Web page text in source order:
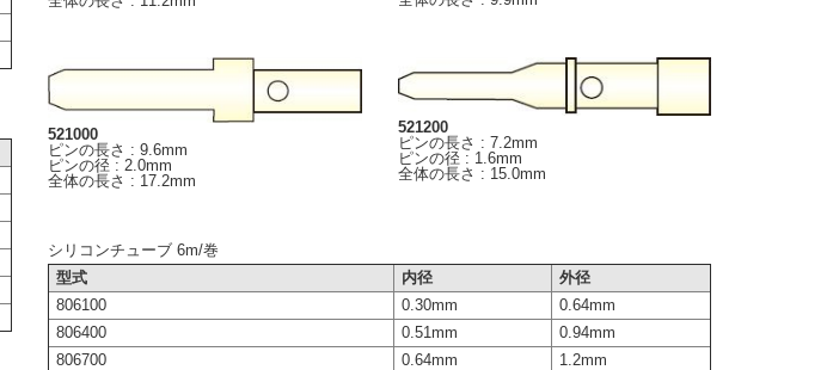
521000
ピンの長さ : 9.6mm
ピンの径 : 2.0mm
全体の長さ : 17.2mm
521200
ピンの長さ : 7.2mm
ピンの径 : 1.6mm
全体の長さ : 15.0mm
シリコンチューブ 6m/巻
型式
内径
外径
806100
0.30mm
0.64mm
806400
0.51mm
0.94mm
806700
0.64mm
1.2mm